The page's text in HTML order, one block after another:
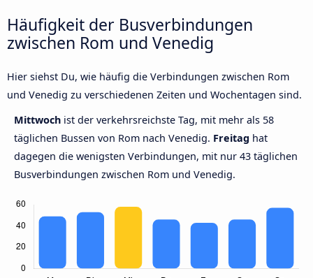
Häufigkeit der Busverbindungen
zwischen Rom und Venedig
Hier siehst Du, wie häufig die Verbindungen zwischen Rom
und Venedig zu verschiedenen Zeiten und Wochentagen sind.
Mittwoch ist der verkehrsreichste Tag, mit mehr als 58
täglichen Bussen von Rom nach Venedig. Freitag hat
dagegen die wenigsten Verbindungen, mit nur 43 täglichen
Busverbindungen zwischen Rom und Venedig.